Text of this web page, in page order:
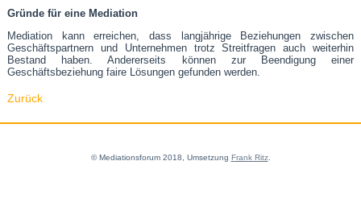
Gründe für eine Mediation
Mediation kann erreichen, dass langjährige Beziehungen zwischen
Geschäftspartnern und Unternehmen trotz Streitfragen auch weiterhin
Bestand haben. Andererseits können zur Beendigung einer
Geschäftsbeziehung faire Lösungen gefunden werden.
Zurück
© Mediationsforum 2018, Umsetzung Frank Ritz.